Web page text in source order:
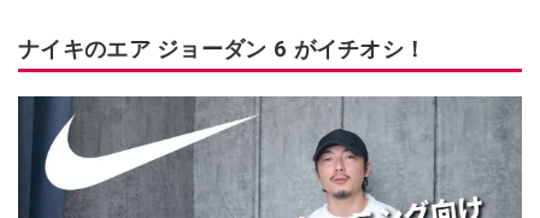
ナイキのエア ジョーダン 6 がイチオシ！